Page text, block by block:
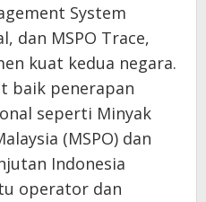
System
dan MSPO Trace,
kuat kedua negara.
baik penerapan
seperti Minyak
(MSPO) dan
Indonesia
operator dan